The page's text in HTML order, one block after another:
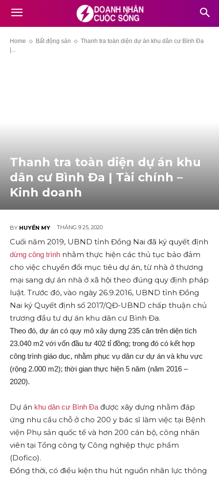
Home Bất động sản
Thanh tra toàn diện dự án khu dân cư Bình Đa
|...
Thanh tra toàn diện dự án khu
dân cư Bình Đa | Tài chính –
Kinh doanh
BY HUYỀN MY THÁNG 9 25, 2020
Cuối năm 2019, UBND tỉnh Đồng Nai đã ký quyết định
dừng công trình nhằm thực hiện các thủ tục bảo đảm
cho việc chuyển đổi mục tiêu dự án, từ nhà ở thương
mại sang dự án nhà ở xã hội theo đúng quy định pháp
luật. Trước đó, vào ngày 26.9.2016, UBND tỉnh Đồng
Nai ký Quyết định số 2017/QĐ-UBND chấp thuận chủ
trương đầu tư dự án khu dân cư Bình Đa.
Theo đó, dự án có quy mô xây dựng 235 căn trên diện tích
23.040 m2 với vốn đầu tư 402 tỉ đồng; trong đó có kết hợp
công trình giáo dục, nhằm phục vụ dân cư dự án và khu vực
(rộng 2.000 m2); thời gian thực hiện 5 năm (năm 2016 –
2020).
Dự án khu dân cư Bình Đađược xây dựng nhằm đáp
ứng nhu cầu chỗ ở cho 200 y bác sĩ làm việc tại Bệnh
viện Phụ sản quốc tế và hơn 200 cán bộ, công nhân
viên tại Tổng công ty Công nghiệp thực phẩm
(Dofico).
Đồng thời, có điều kiện thu hút nguồn nhân lực thông